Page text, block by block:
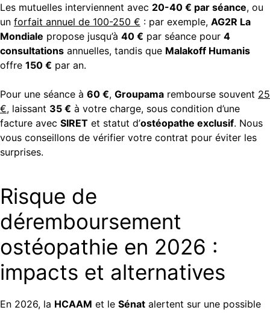
Les mutuelles interviennent avec 20-40 € par séance, ou
un forfait annuel de 100-250 € : par exemple, AG2R La
Mondiale propose jusqu’à 40 € par séance pour 4
consultations annuelles, tandis que Malakoff Humanis
offre 150 € par an.
Pour une séance à 60 €, Groupama rembourse souvent 25
€, laissant 35 € à votre charge, sous condition d’une
facture avec SIRET et statut d’ostéopathe exclusif. Nous
vous conseillons de vérifier votre contrat pour éviter les
surprises.
Risque de
déremboursement
ostéopathie en 2026 :
impacts et alternatives
En 2026, la HCAAM et le Sénat alertent sur une possible